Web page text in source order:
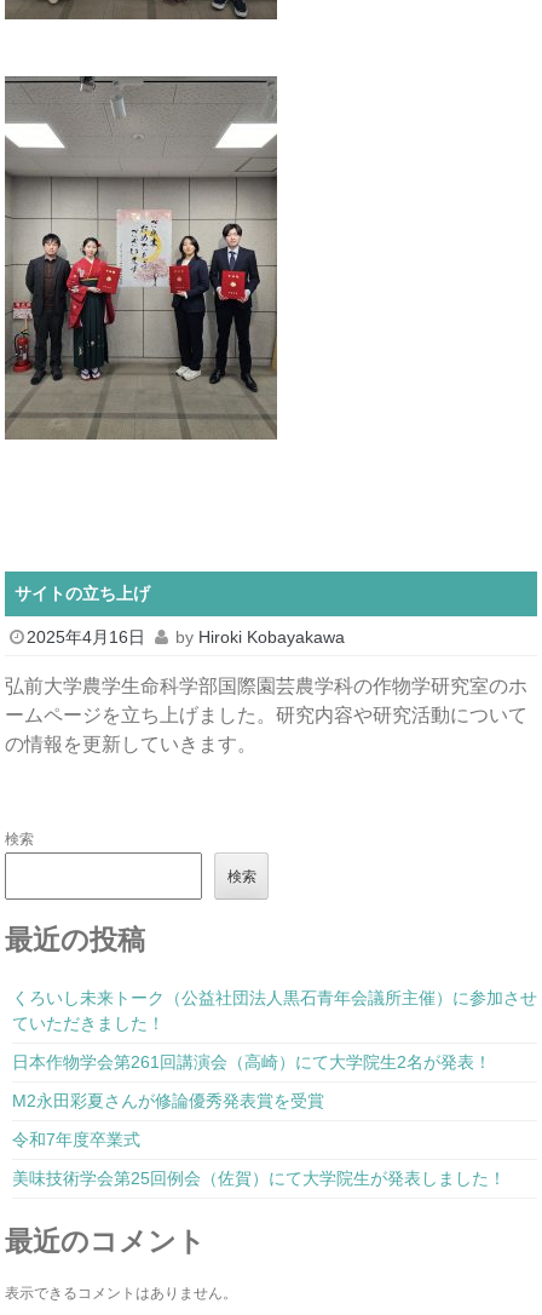
サイトの立ち上げ
2025年4月16日 by Hiroki Kobayakawa
弘前大学農学生命科学部国際園芸農学科の作物学研究室のホ
ームページを立ち上げました。研究内容や研究活動について
の情報を更新していきます。
検索
検索
最近の投稿
くろいし未来トーク（公益社団法人黒石青年会議所主催）に参加させ
ていただきました！
日本作物学会第261回講演会（高崎）にて大学院生2名が発表！
M2永田彩夏さんが修論優秀発表賞を受賞
令和7年度卒業式
美味技術学会第25回例会（佐賀）にて大学院生が発表しました！
最近のコメント
表示できるコメントはありません。